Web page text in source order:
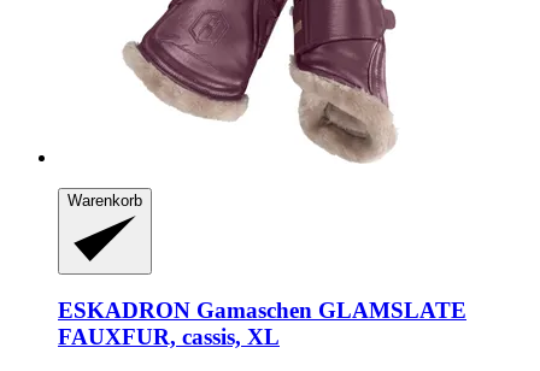
Warenkorb
ESKADRON Gamaschen GLAMSLATE
FAUXFUR, cassis, XL